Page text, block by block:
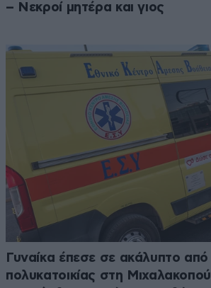
– Νεκροί μητέρα και γιος
Γυναίκα έπεσε σε ακάλυπτο
πολυκατοικίας στη